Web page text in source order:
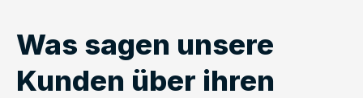
Was sagen unsere
Kunden über ihren